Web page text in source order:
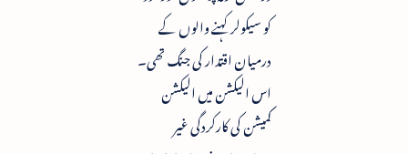
کو سیکولر کہنے والوں کے
درمیان اقتدار کی جنگ تھی۔
اس الیکشن میں الیکشن
کمیشن کی کارکردگی غیر